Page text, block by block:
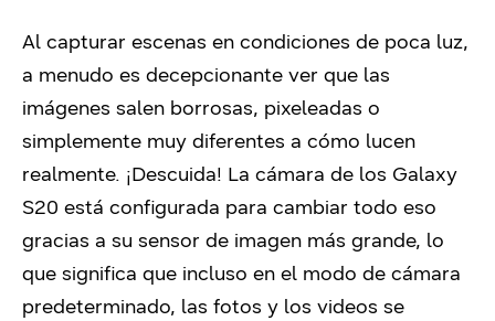
Al capturar escenas en condiciones de poca luz,
a menudo es decepcionante ver que las
imágenes salen borrosas, pixeleadas o
simplemente muy diferentes a cómo lucen
realmente. ¡Descuida! La cámara de los Galaxy
S20 está configurada para cambiar todo eso
gracias a su sensor de imagen más grande, lo
que significa que incluso en el modo de cámara
predeterminado, las fotos y los videos se